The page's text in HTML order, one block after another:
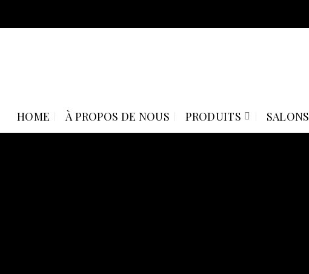
HOME À PROPOS DE NOUS PRODUITS SALONS